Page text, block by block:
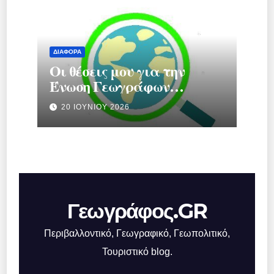
ΔΙΆΦΟΡΑ
Οι θέσεις μου για την
Ένωση Γεωγράφων
Ελλάδας.
20 ΙΟΥΝΊΟΥ 2026
Γεωγράφος.GR
Περιβαλλοντικό, Γεωγραφικό, Γεωπολιτικό,
Τουριστικό blog.